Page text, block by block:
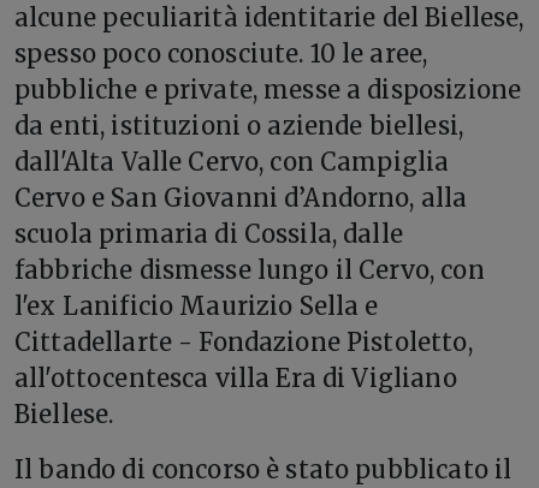
alcune peculiarità identitarie del Biellese,
spesso poco conosciute. 10 le aree,
pubbliche e private, messe a disposizione
da enti, istituzioni o aziende biellesi,
dall'Alta Valle Cervo, con Campiglia
Cervo e San Giovanni d’Andorno, alla
scuola primaria di Cossila, dalle
fabbriche dismesse lungo il Cervo, con
l'ex Lanificio Maurizio Sella e
Cittadellarte - Fondazione Pistoletto,
all'ottocentesca villa Era di Vigliano
Biellese.
Il bando di concorso è stato pubblicato il